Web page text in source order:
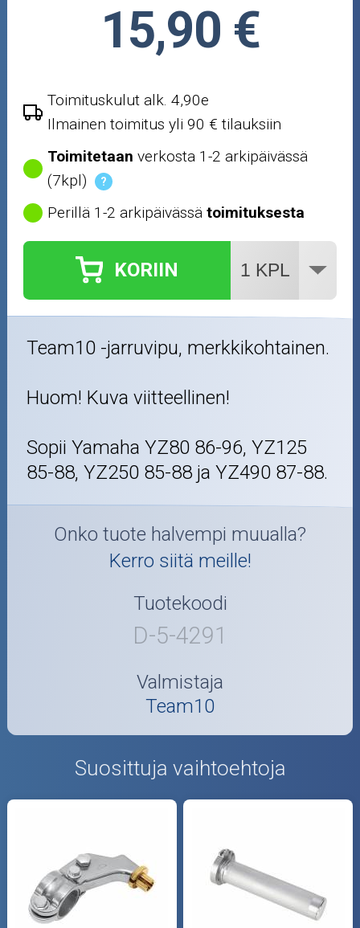
Outlet-tuotteet15,90 €
Toimituskulut alk. 4,90e
Ilmainen toimitus yli 90 € tilauksiin
Toimitetaan verkosta 1-2 arkipäivässä
(7kpl)
?
Perillä 1-2 arkipäivässätoimituksesta
KORIIN
Team10 -jarruvipu, merkkikohtainen.
Huom! Kuva viitteellinen!
Sopii Yamaha YZ80 86-96, YZ125
85-88, YZ250 85-88 ja YZ490 87-88.
Onko tuote halvempi muualla?
Kerro siitä meille!
Tuotekoodi
D-5-4291
Valmistaja
Team10
Suosittuja vaihtoehtoja